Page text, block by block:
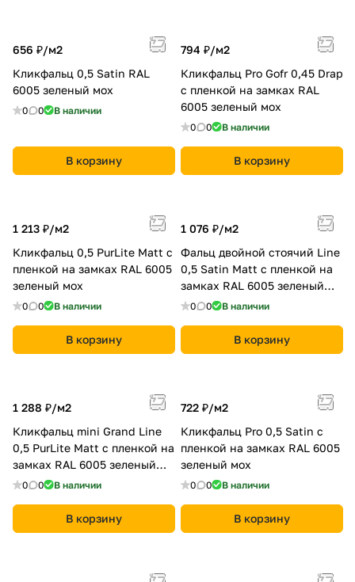
656 ₽/м2
Кликфальц 0,5 Satin RAL
6005 зеленый мох
0 0 В наличии
В корзину
794 ₽/м2
Кликфальц Pro Gofr 0,45 Drap
с пленкой на замках RAL
6005 зеленый мох
0 0 В наличии
В корзину
1 213 ₽/м2
Кликфальц 0,5 PurLite Мatt с
пленкой на замках RAL 6005
зеленый мох
0 0 В наличии
В корзину
1 076 ₽/м2
Фальц двойной стоячий Line
0,5 Satin Мatt с пленкой на
замках RAL 6005 зеленый
мох
0 0 В наличии
В корзину
1 288 ₽/м2
Кликфальц mini Grand Line
0,5 PurLite Мatt с пленкой на
замках RAL 6005 зеленый
мох
0 0 В наличии
В корзину
722 ₽/м2
Кликфальц Pro 0,5 Satin с
пленкой на замках RAL 6005
зеленый мох
0 0 В наличии
В корзину